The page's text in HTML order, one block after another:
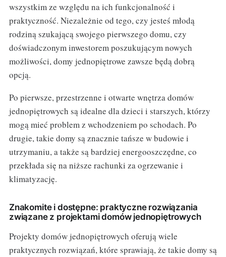
wszystkim ze względu na ich funkcjonalność i
praktyczność. Niezależnie od tego, czy jesteś młodą
rodziną szukającą swojego pierwszego domu, czy
doświadczonym inwestorem poszukującym nowych
możliwości, domy jednopiętrowe zawsze będą dobrą
opcją.
Po pierwsze, przestrzenne i otwarte wnętrza domów
jednopiętrowych są idealne dla dzieci i starszych, którzy
mogą mieć problem z wchodzeniem po schodach. Po
drugie, takie domy są znacznie tańsze w budowie i
utrzymaniu, a także są bardziej energooszczędne, co
przekłada się na niższe rachunki za ogrzewanie i
klimatyzację.
Znakomite i dostępne: praktyczne rozwiązania
związane z projektami domów jednopiętrowych
Projekty domów jednopiętrowych oferują wiele
praktycznych rozwiązań, które sprawiają, że takie domy są